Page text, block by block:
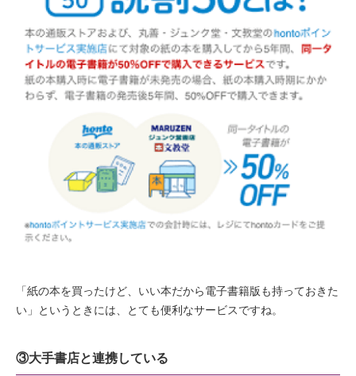
「紙の本を買ったけど、いい本だから電子書籍版も持っておきた
い」というときには、とても便利なサービスですね。
③大手書店と連携している